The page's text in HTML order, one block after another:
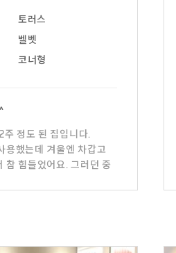
토러스
벨벳
코너형
정도 된 집입니다.
용했는데 겨울엔 차갑고
참 힘들었어요. 그러던 중